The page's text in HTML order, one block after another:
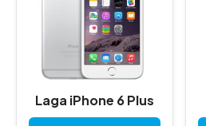
Laga iPhone 6 Plus